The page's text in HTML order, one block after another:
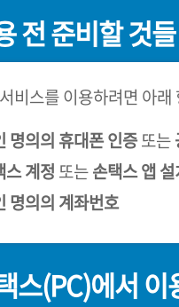
전 준비할 것들
비스를 이용하려면 아
명의의 휴대폰 인증또는
스 계정 또는손택스 앱 설
명의의 계좌번호
스(PC)에서 이